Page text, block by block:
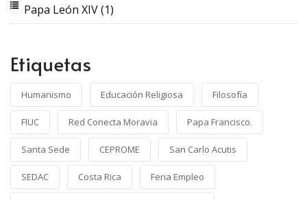
Papa León XIV(1)
Etiquetas
Humanismo Educación Religiosa Filosofía
FIUC Red Conecta Moravia Papa Francisco.
Santa Sede CEPROME San Carlo Acutis
SEDAC Costa Rica Feria Empleo